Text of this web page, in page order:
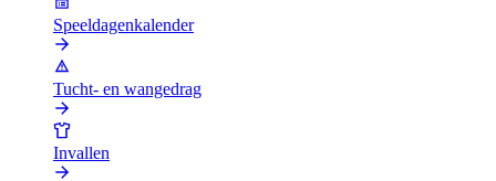
Speeldagenkalender
Tucht- en wangedrag
Invallen